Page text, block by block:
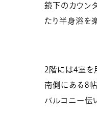
鏡下のカウン
たり半身浴を
2階には4室を
南側にある8帖
バルコニー伝